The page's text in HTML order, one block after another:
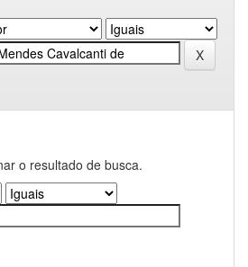
o resultado de busca.